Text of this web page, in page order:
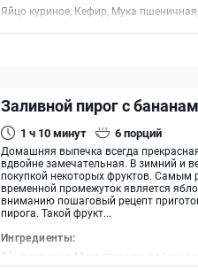
Яйцо куриное, Кефир, Мука
Заливной пирог с
1 ч 10минут 6порций
Домашняя выпечка всегда
вдвойне замечательная. В зимний и
покупкой некоторых фруктов. Самым
временной промежуток является
вниманию пошаговый рецепт
пирога. Такой фрукт...
Ингредиенты:
Яйцо куриное, Мука пшеничная I